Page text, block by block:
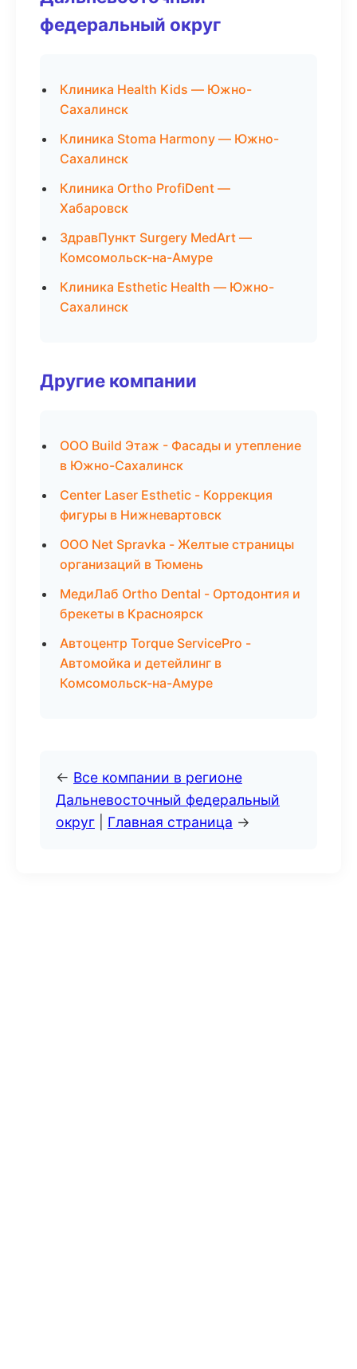
федеральный округ
Клиника Health Kids — Южно-
Сахалинск
Клиника Stoma Harmony — Южно-
Сахалинск
Клиника Ortho ProfiDent —
Хабаровск
ЗдравПункт Surgery MedArt —
Комсомольск-на-Амуре
Клиника Esthetic Health — Южно-
Сахалинск
Другие компании
ООО Build Этаж - Фасады и утепление
в Южно-Сахалинск
Center Laser Esthetic - Коррекция
фигуры в Нижневартовск
ООО Net Spravka - Желтые страницы
организаций в Тюмень
МедиЛаб Ortho Dental - Ортодонтия и
брекеты в Красноярск
Автоцентр Torque ServicePro -
Автомойка и детейлинг в
Комсомольск-на-Амуре
← Все компании в регионе
Дальневосточный федеральный
округ
Главная страница →